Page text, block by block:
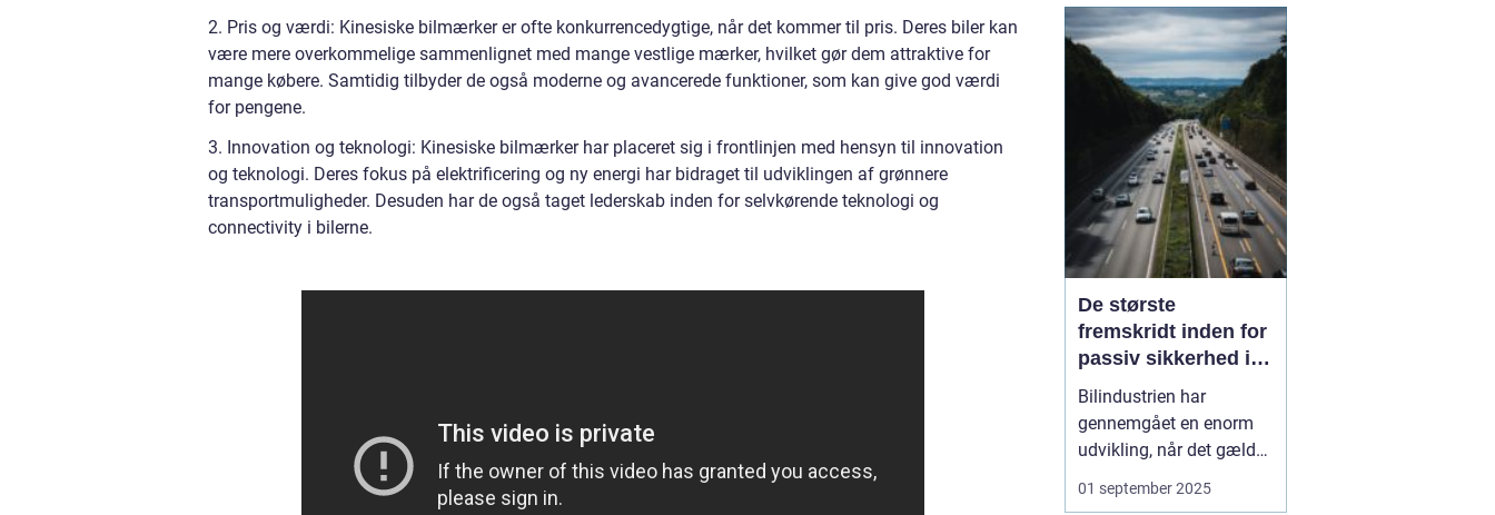
2. Pris og værdi: Kinesiske bilmærker er ofte konkurrencedygtige, når det kommer til pris. Deres biler kan
være mere overkommelige sammenlignet med mange vestlige mærker, hvilket gør dem attraktive for
mange købere. Samtidig tilbyder de også moderne og avancerede funktioner, som kan give god værdi
for pengene.
3. Innovation og teknologi: Kinesiske bilmærker har placeret sig i frontlinjen med hensyn til innovation
og teknologi. Deres fokus på elektrificering og ny energi har bidraget til udviklingen af grønnere
transportmuligheder. Desuden har de også taget lederskab inden for selvkørende teknologi og
connectivity i bilerne.
tænker over det. Men
bag disse enkle
symboler ligger en
fascinerende ud...
De største
fremskridt inden for
passiv sikkerhed i
biler
Bilindustrien har
gennemgået en enorm
udvikling, når det gælder
sikkerhed. I dag er det
svært at forestille sig en
01 september 2025